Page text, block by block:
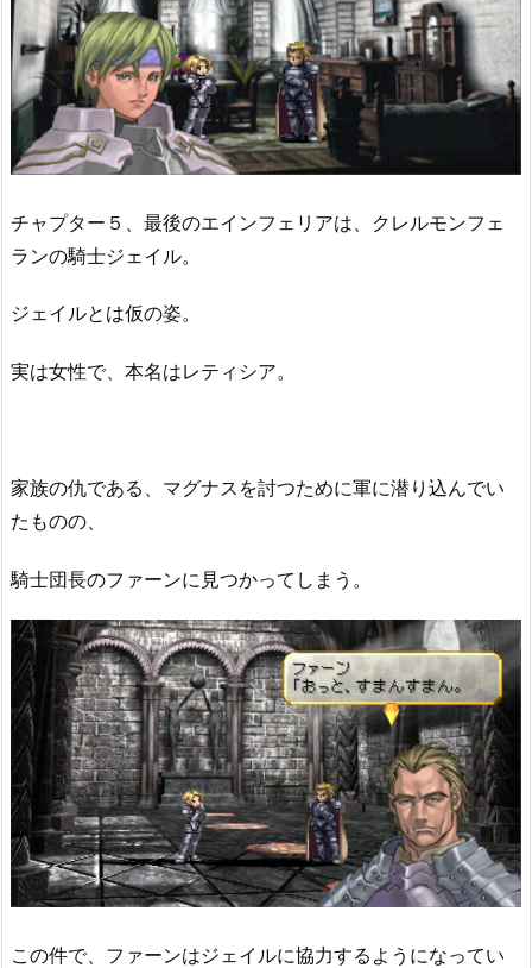
チャプター５、最後のエインフェリアは、クレルモンフェ
ランの騎士ジェイル。
ジェイルとは仮の姿。
実は女性で、本名はレティシア。
家族の仇である、マグナスを討つために軍に潜り込んでい
たものの、
騎士団長のファーンに見つかってしまう。
この件で、ファーンはジェイルに協力するようになってい